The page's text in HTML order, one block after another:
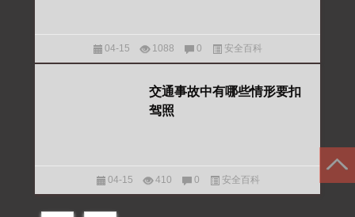
04-15 1088 0 安全百科
交通事故中有哪些情形要扣
驾照
04-15 410 0 安全百科